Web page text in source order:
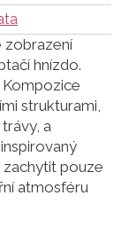
zobrazení
hnízdo.
strukturami,
a
zachytit pouze
atmosféru